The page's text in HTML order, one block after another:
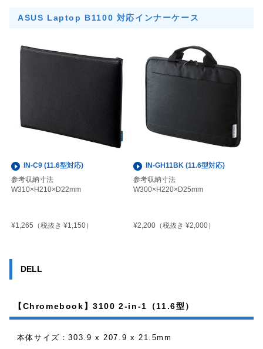
ASUS Laptop B1100 対応インナーケース
IN-C9 (11.6型対応)
参考収納寸法
W310×H210×D22mm
¥1,265 （税抜き ¥1,150）
IN-GH11BK (11.6型対応)
参考収納寸法
W300×H220×D25mm
¥2,200 （税抜き ¥2,000）
DELL
【Chromebook】3100 2-in-1（11.6型）
本体サイズ：303.9 x 207.9 x 21.5mm